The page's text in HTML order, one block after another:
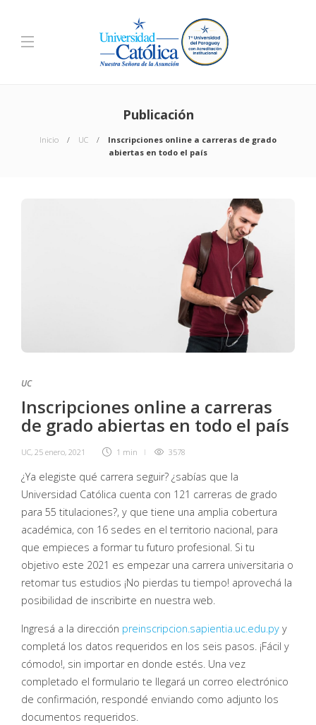
Publicación
Inicio UC
Inscripciones online a carreras de grado
abiertas en todo el país
UC
Inscripciones online a carreras
de grado abiertas en todo el país
UC, 25 enero, 2021 1 min 3578
¿Ya elegiste qué carrera seguir? ¿sabías que la
Universidad Católica cuenta con 121 carreras de grado
para 55 titulaciones?, y que tiene una amplia cobertura
académica, con 16 sedes en el territorio nacional, para
que empieces a formar tu futuro profesional. Si tu
objetivo este 2021 es empezar una carrera universitaria o
retomar tus estudios ¡No pierdas tu tiempo! aprovechá la
posibilidad de inscribirte en nuestra web.
Ingresá a la dirección preinscripcion.sapientia.uc.edu.py y
completá los datos requeridos en los seis pasos. ¡Fácil y
cómodo!, sin importar en donde estés. Una vez
completado el formulario te llegará un correo electrónico
de confirmación, respondé enviando como adjunto los
documentos requeridos.